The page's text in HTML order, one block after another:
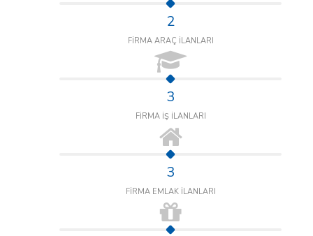
2
FİRMA ARAÇ İLANLARI
3
FİRMA İŞ İLANLARI
3
FİRMA EMLAK İLANLARI